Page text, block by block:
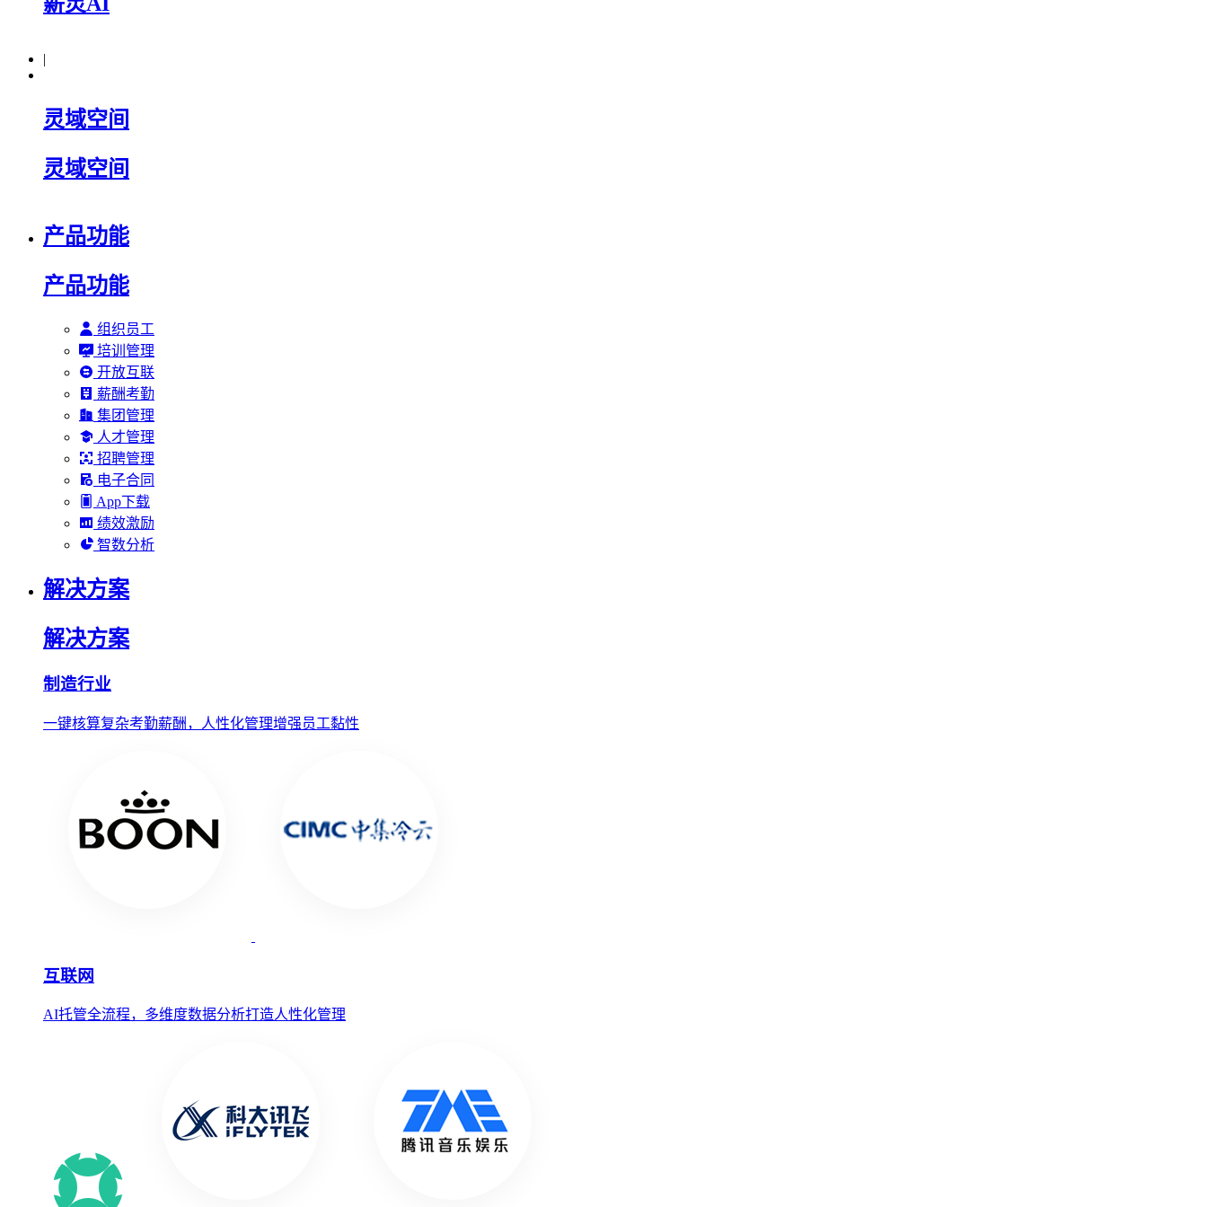
|
灵域空间
灵域空间
产品功能
产品功能
组织员工
培训管理
开放互联
薪酬考勤
集团管理
人才管理
招聘管理
电子合同
App下载
绩效激励
智数分析
解决方案
解决方案
制造行业
一键核算复杂考勤薪酬，人性化管理增强员工黏性
互联网
AI托管全流程，多维度数据分析打造人性化管理